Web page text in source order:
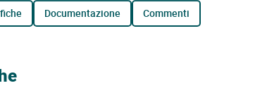
documentazione commenti